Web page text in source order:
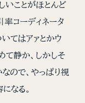
いことがほとんど
コーディネータ
てはアァとかウ
静か、しかしそ
ので、やっぱり視
なる。